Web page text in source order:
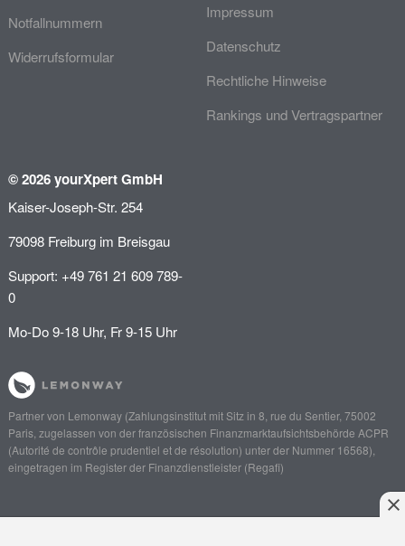
Notfallnummern
Widerrufsformular
Impressum
Datenschutz
Rechtliche Hinweise
Rankings und Vertragspartner
© 2026 yourXpert GmbH
Kaiser-Joseph-Str. 254
79098 Freiburg im Breisgau
Support: +49 761 21 609 789-
0
Mo-Do 9-18 Uhr, Fr 9-15 Uhr
Partner von Lemonway(Zahlungsinstitut mit Sitz in 8, rue du Sentier, 75002
Paris, zugelassen von der französischen Finanzmarktaufsichtsbehörde ACPR
(Autorité de contrôle prudentiel et de résolution) unter der Nummer 16568),
eingetragen im Register der Finanzdienstleister (Regafi)